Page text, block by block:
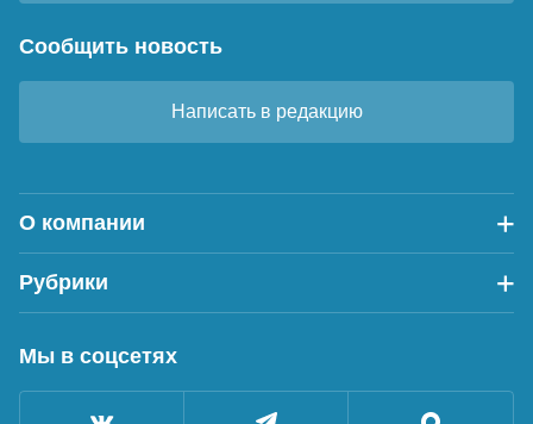
Сообщить новость
Написать в редакцию
О компании
Рубрики
Мы в соцсетях